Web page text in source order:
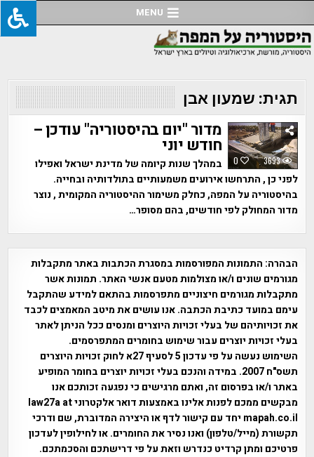
to
content
MENU
תגית: שמעון אבן
0 3693
מדור "יום בהיסטוריה" עודכן –
חודש יוני
במהלך שנות קיומה של מדינת ישראל ואפילו
לפני כן , התרחשו אירועים משמעותיים בתולדותיה ובחייה.
בהיסטוריה על המפה, כחלק משימור ההיסטוריה המקומית , נוצר
מדור המחולק לפי חודשים, בהם מסופר…
הבהרה: התמונות המפורסמות במסגרת הכתבות באתר מתקבלות
מגורמים שונים ו/או מצולמות מטעם אנשי האתר. תמונות אשר
מתקבלות מגורמים חיצוניים מתפרסמות בהתאם למידע שהתקבל
עימם במועד כתיבת הכתבה. אנו עושים את מיטב המאמצים לכבד
את זכויותיהם של בעלי זכויות היוצרים ומנסים ככל הניתן לאתר
בעלי זכויות יוצרים עבור שימוש בחומרים המתפרסמים.
השימוש נעשה על פי עדכון 5 לסעיף 27א לחוק זכויות היוצרים
תשס"ח 2007. במידה והנכם בעלי זכויות יוצרים בחומר המופיע
באתר ו/או בפרסום זה, ואתם מרגישים כי נפגעה זכותכם אנו
מבקשים ממכם לפנות אלינו באמצעות דואר אלקטרוני law27a at
mapah.co.il יחד עם קישור לדף או היצירה המדוברת, שם ודרכי
תקשורת (מייל/טלפון) ואנו נסיר את החומרים. או לחילופין לעדכון
פרטיכם ומתן קרדיט כנדרש וזאת על פי דרישתכם והסכמתכם.